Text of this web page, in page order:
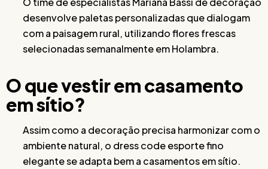
desenvolve paletas personalizadas que dialogam
com a paisagem rural, utilizando flores frescas
selecionadas semanalmente em Holambra.
O que vestir em casamento
em sítio?
Assim como a decoração precisa harmonizar com o
ambiente natural, o dress code esporte fino
elegante se adapta bem a casamentos em sítio.